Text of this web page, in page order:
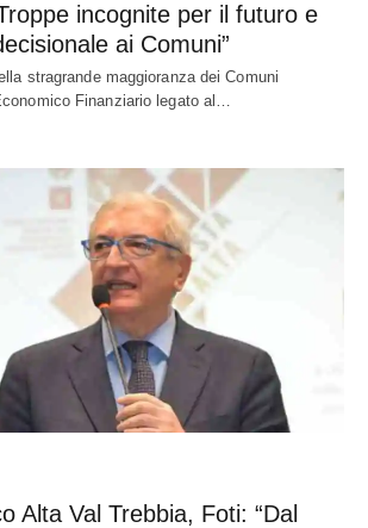
incognite per il futuro e
ai Comuni”
stragrande maggioranza dei Comuni
Finanziario legato al…
Alta Val Trebbia, Foti: “Dal